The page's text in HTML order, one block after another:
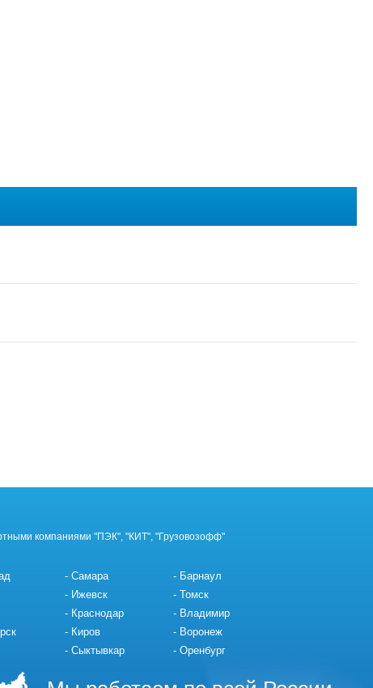
компаниями "ПЭК", "КИТ", "Грузовозофф"
Самара
Ижевск
Краснодар
Киров
Сыктывкар
Барнаул
Томск
Владимир
Воронеж
Оренбург